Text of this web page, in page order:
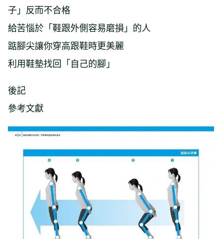
子」反而不合格
給苦惱於「鞋跟外側容易磨損」的人
踮腳尖讓你穿高跟鞋時更美麗
利用鞋墊找回「自己的腳」
後記
參考文獻